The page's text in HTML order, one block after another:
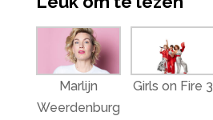
Marlijn
Weerdenburg
Girls on Fire 3